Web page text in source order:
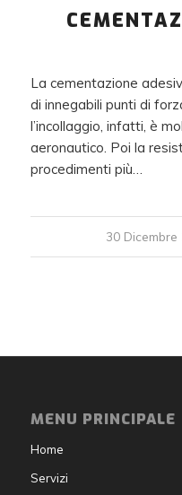
La cementazione
di innegabili punti di
l’incollaggio, infatti, è
aeronautico. Poi la
procedimenti più…
30 Dicembre
/
MENU PRINCIPALE
Home
Servizi